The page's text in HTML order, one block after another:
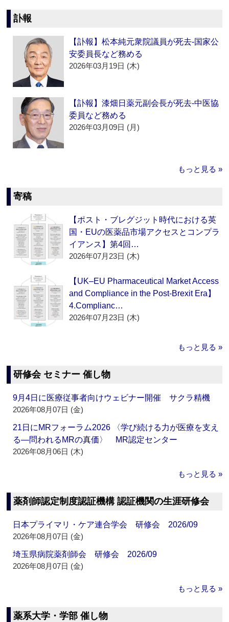
訃報
【訃報】松本純元衆院議員が死去‐国家公
安委員長など務める
2026年03月19日 (木)
【訃報】漆畑日薬元副会長が死去‐中医協
委員など務める
2026年03月09日 (月)
もっと見る »
寄稿
【ポスト・ブレグジット時代における英
国・EUの医薬品市場アクセスとコンプラ
イアンス】第4回…
2026年07月23日 (木)
【UK–EU Pharmaceutical Market Access
and Compliance in the Post-Brexit Era】
4.Complianc…
2026年07月23日 (木)
もっと見る »
研修会 セミナー 催し物
9月4日に医療従事者向けウェビナー開催 サクラ精機
2026年08月07日 (金)
21日にMRフォーラム2026 〈学び続ける力が医療を支え
る―問われるMRの真価〉 MR認定センター
2026年08月06日 (木)
もっと見る »
薬剤師認定制度認証機構 認証機関の生涯研修会
日本プライマリ・ケア連合学会 研修会 2026/09
2026年08月07日 (金)
埼玉県病院薬剤師会 研修会 2026/09
2026年08月07日 (金)
もっと見る »
薬系大学・学部 催し物